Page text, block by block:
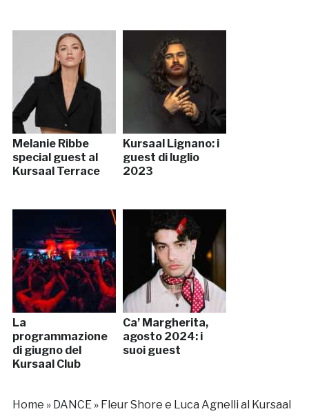
Melanie Ribbe
special guest al
Kursaal Terrace
Kursaal Lignano: i
guest di luglio
2023
La
programmazione
di giugno del
Kursaal Club
Ca’ Margherita,
agosto 2024: i
suoi guest
Home » DANCE» Fleur Shore e Luca Agnelli al Kursaal